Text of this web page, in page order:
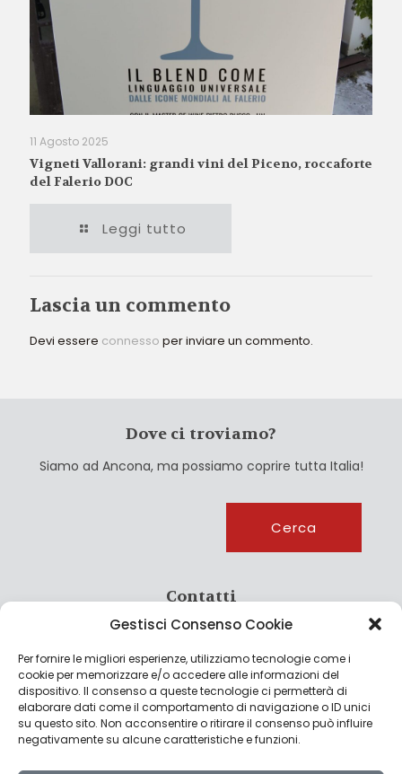
Gestisci Consenso Cookie
Per fornire le migliori esperienze, utilizziamo tecnologie come i
cookie per memorizzare e/o accedere alle informazioni del
dispositivo. Il consenso a queste tecnologie ci permetterà di
elaborare dati come il comportamento di navigazione o ID unici
su questo sito. Non acconsentire o ritirare il consenso può influire
negativamente su alcune caratteristiche e funzioni.
11 Agosto 2025
Vigneti Vallorani: grandi vini del Piceno, roccaforte
del Falerio DOC
Leggi tutto
Lascia un commento
Devi essere connesso per inviare un commento.
Dove ci troviamo?
Siamo ad Ancona, ma possiamo coprire tutta Italia!
Cerca
Contatti
info@culturagroalimentare.com
Note legali
Privacy Policy